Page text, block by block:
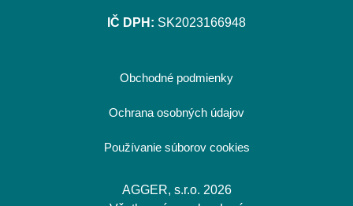
IČ DPH: SK2023166948
Obchodné podmienky
Ochrana osobných údajov
Používanie súborov cookies
AGGER, s.r.o. 2026